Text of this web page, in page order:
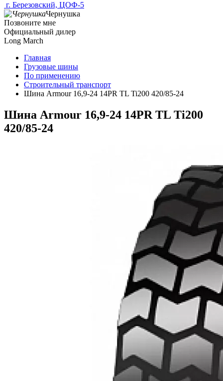
г. Березовский, ЦОФ-5
Чернушка
Позвоните мне
Официальный дилер
Long March
Главная
Грузовые шины
По применению
Строительный транспорт
Шина Armour 16,9-24 14PR TL Ti200 420/85-24
Шина Armour 16,9-24 14PR TL Ti200
420/85-24